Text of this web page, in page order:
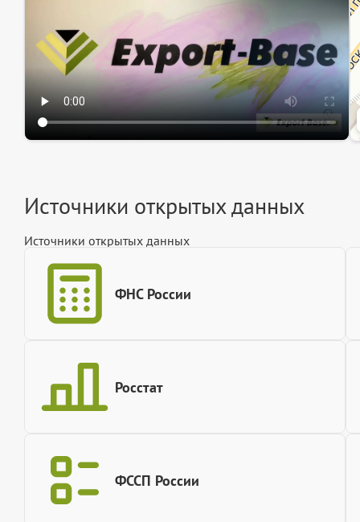
Источники открытых данных
Источники открытых данных
ФНС России
Росстат
ФССП России